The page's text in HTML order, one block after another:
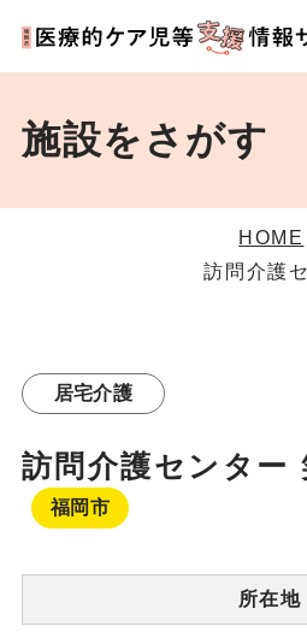
施設をさがす
HOME
訪問介護
居宅介護
訪問介護センター
福岡市
所在地